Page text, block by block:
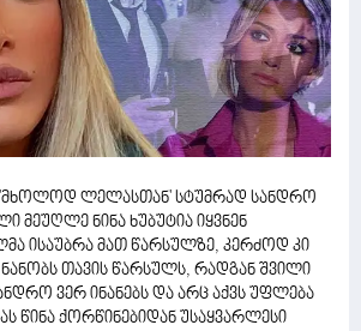
'მხოლოდ ლელასთან' სტუმრად სანდრო
მეუღლე ნინა ხუბუტია იყვნენ
ისაუბრა მათ წარსულზე, კერძოდ კი
ნანობს თავის წარსულს, რადგან შვილი
ვერ ინანებს და არც აქვს უფლება
წინა ქორწინებიდან უსაყვარლესი